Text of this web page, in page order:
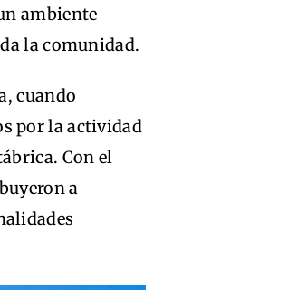
ambiente
la comunidad.
cuando
por la actividad
Con el
a